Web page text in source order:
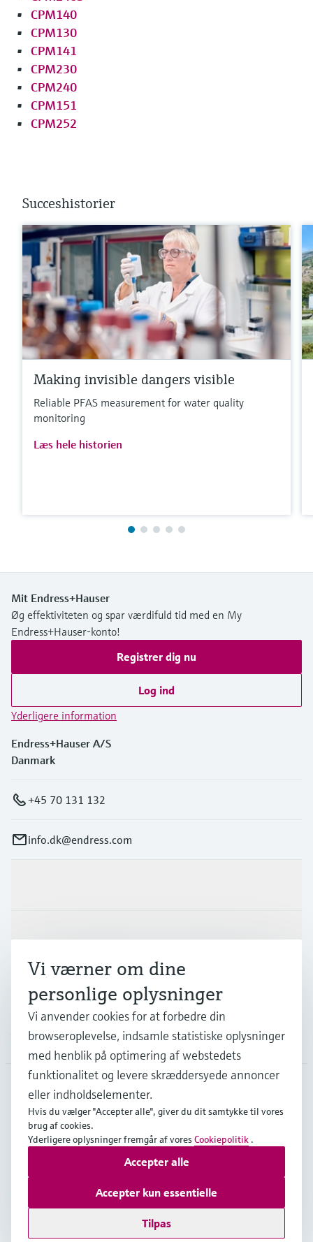
CPM140
CPM130
CPM141
CPM230
CPM240
CPM151
CPM252
Succeshistorier
Making invisible dangers visible
Reliable PFAS measurement for water quality
monitoring
Læs hele historien
Mit Endress+Hauser
Øg effektiviteten og spar værdifuld tid med en My
Endress+Hauser-konto!
Registrer dig nu
Log ind
Yderligere information
Endress+Hauser A/S
Danmark
+45 70 131 132
info.dk@endress.com
Virksomhed
DNK • Dansk
Copyright © Endress+Hauser Group Services AG
Kolofon
Salgs- & leveringsbetingelser
Se Fødevarestyrelsens smiley-rapporter
Vi værner om dine
personlige oplysninger
Vi anvender cookies for at forbedre din
browseroplevelse, indsamle statistiske oplysninger
med henblik på optimering af webstedets
funktionalitet og levere skræddersyede annoncer
eller indholdselementer.
Hvis du vælger "Accepter alle", giver du dit samtykke til vores
brug af cookies.
Yderligere oplysninger fremgår af voresCookiepolitik .
Tilpas
Accepter kun essentielle
Accepter alle